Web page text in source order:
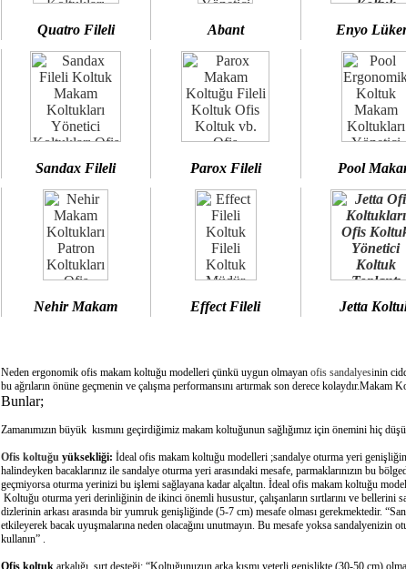
Quatro Fileli Abant Enyo
Sandax Fileli Parox Fileli Pool
Nehir Makam Effect Fileli Jetta
Neden ergonomik ofis makam koltuğu modelleri çünkü uygun olmayan ofis sandalyesinin
bu ağrıların önüne geçmenin ve çalışma performansını artırmak son derece
Bunlar;
Zamanımızın büyük kısmını geçirdiğimiz makam koltuğunun sağlığımız için önemini hiç
Ofis koltuğuyüksekliği: İdeal ofis makam koltuğu modelleri ;sandalye oturma yeri
halindeyken bacaklarınız ile sandalye oturma yeri arasındaki mesafe, parmaklarınızın bu
geçmiyorsa oturma yerinizi bu işlemi sağlayana kadar alçaltın. İdeal ofis makam koltuğu
Koltuğu oturma yeri derinliğinin de ikinci önemli husustur, çalışanların sırtlarını ve bellerini
dizlerinin arkası arasında bir yumruk genişliğinde (5-7 cm) mesafe olması gerekmektedir.
etkileyerek bacak uyuşmalarına neden olacağını unutmayın. Bu mesafe yoksa sandalyenizin
kullanın” .
Ofis koltuk arkalığı sırt desteği: “Koltuğunuzun arka kısmı yeterli genişlikte (30-50 cm)